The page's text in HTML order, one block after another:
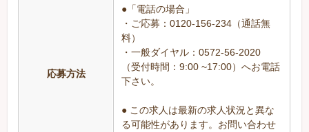
応募方法
●「電話の場合」
・ご応募：0120-156-234（通話無
料）
・一般ダイヤル：0572-56-2020
（受付時間：9:00 ~17:00）へお電話
下さい。
● この求人は最新の求人状況と異な
る可能性があります。お問い合わせ